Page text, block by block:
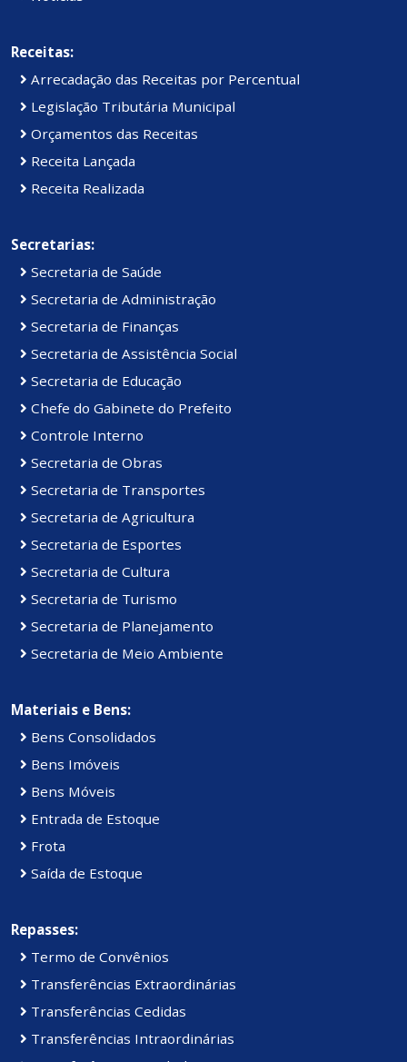
Receitas:
Arrecadação das Receitas por Percentual
Legislação Tributária Municipal
Orçamentos das Receitas
Receita Lançada
Receita Realizada
Secretarias:
Secretaria de Saúde
Secretaria de Administração
Secretaria de Finanças
Secretaria de Assistência Social
Secretaria de Educação
Chefe do Gabinete do Prefeito
Controle Interno
Secretaria de Obras
Secretaria de Transportes
Secretaria de Agricultura
Secretaria de Esportes
Secretaria de Cultura
Secretaria de Turismo
Secretaria de Planejamento
Secretaria de Meio Ambiente
Materiais e Bens:
Bens Consolidados
Bens Imóveis
Bens Móveis
Entrada de Estoque
Frota
Saída de Estoque
Repasses:
Termo de Convênios
Transferências Extraordinárias
Transferências Cedidas
Transferências Intraordinárias